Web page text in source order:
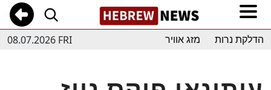
08.07.2026 FRI הדלקת נרות מזג אוויר